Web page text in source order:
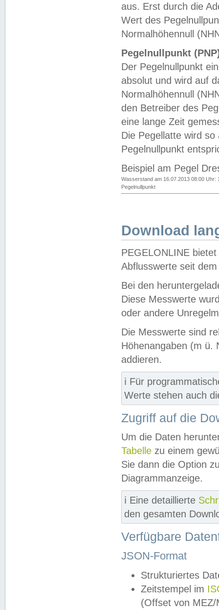
aus. Erst durch die
Wert des
Normalhöhennull
Pegelnullpunkt
Der Pegelnullpunkt
absolut und wird auf
Normalhöhennull
den Betreiber des
eine lange Zeit
Die Pegellatte wird
Pegelnullpunkt
Beispiel am Pegel
Wasserstand am 16.07.2013 08:00 Uhr:
Pegelnullpunkt
Download
PEGELONLINE
Abflusswerte seit
Bei den
Diese Messwerte
oder andere
Die Messwerte sind
Höhenangaben (m ü.
addieren.
ℹ️ Für
Werte stehen auch
Zugriff auf die
Um die Daten
Tabelle zu einem
Sie dann die Option
Diagrammanzeige.
ℹ️ Eine detaillierte
den gesamten
Verfügbare
JSON-Format
Strukturiertes
Zeitstempel im
(Offset von MEZ/